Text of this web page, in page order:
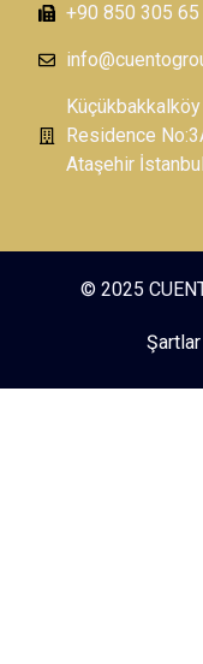
+90 850 305 65
Residence
Ataşehir İstanbul
© 2025